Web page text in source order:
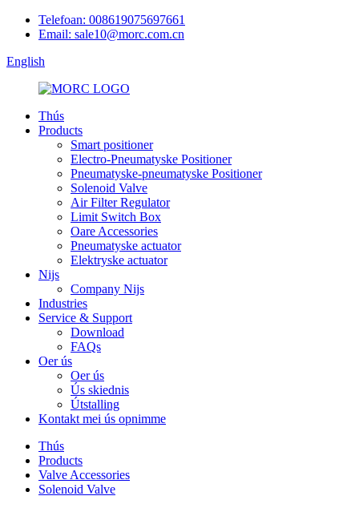
Telefoan: 008619075697661
Email: sale10@morc.com.cn
English
Thús
Products
Smart positioner
Electro-Pneumatyske Positioner
Pneumatyske-pneumatyske Positioner
Solenoid Valve
Air Filter Regulator
Limit Switch Box
Oare Accessories
Pneumatyske actuator
Elektryske actuator
Nijs
Company Nijs
Industries
Service & Support
Download
FAQs
Oer ús
Oer ús
Ús skiednis
Útstalling
Kontakt mei ús opnimme
Thús
Products
Valve Accessories
Solenoid Valve